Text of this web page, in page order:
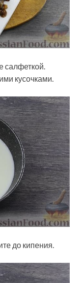
салфеткой.
кусочками.
до кипения.